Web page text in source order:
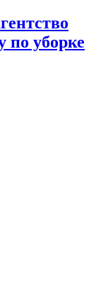
по уборке